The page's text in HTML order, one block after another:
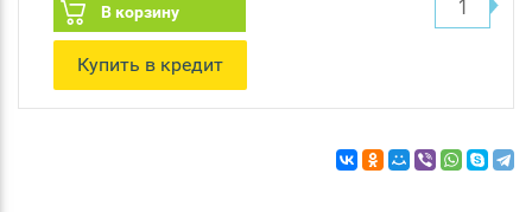
В корзину
Купить в кредит